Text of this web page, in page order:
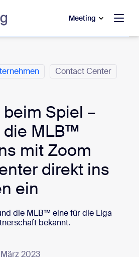
Meeting
Contact Center
Spiel –
die MLB™
mit Zoom
direkt ins
ein
die MLB™ eine für die Liga
bekannt.
2023